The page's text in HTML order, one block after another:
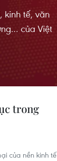
kinh tế, văn
của Việt
trong
của nền kinh tế